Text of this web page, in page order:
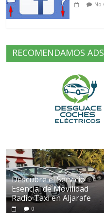
No
RECOMENDAMOS ADS
Descubre el Servicio
Esencial de Movilidad
Radio Taxi en Aljarafe
0